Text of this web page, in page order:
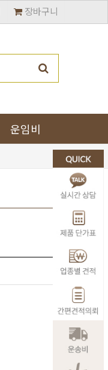
장바구니
운임비